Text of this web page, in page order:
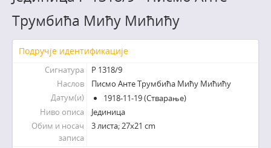
Трумбића Мићу Мићићу
Подручје идентификације
Сигнатура
Р 1318/9
Наслов
Писмо Анте Трумбића Мићу Мићићу
Датум(и)
1918-11-19 (Стварање)
Ниво описа
Јединица
Обим и носач
записа
3 листа; 27х21 cm